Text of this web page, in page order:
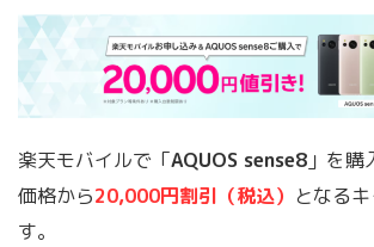
楽天モバイルで「AQUOS sense8 」を
価格から20,000円割引（税込） となる
す。